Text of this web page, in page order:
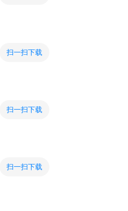
扫一扫下载
扫一扫下载
扫一扫下载